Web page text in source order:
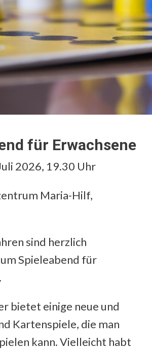
für Erwachsene
2026, 19.30 Uhr
Maria-Hilf,
sind herzlich
Spieleabend für
bietet einige neue und
Kartenspiele, die man
kann. Vielleicht habt